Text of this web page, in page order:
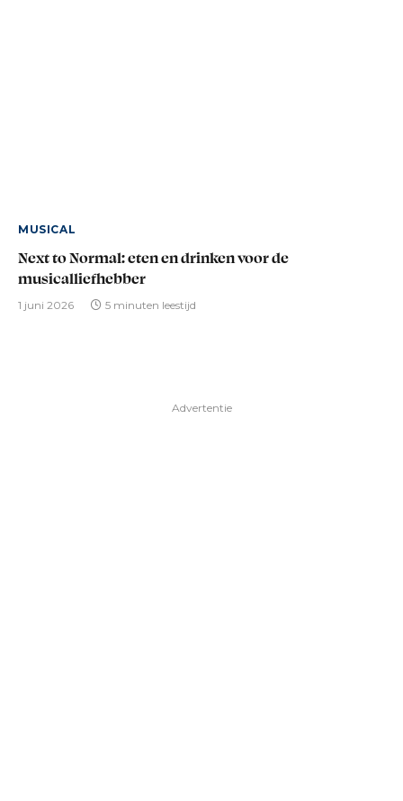
MUSICAL
Next to Normal: eten en drinken voor de
musicalliefhebber
1 juni 2026 5 minuten leestijd
Advertentie